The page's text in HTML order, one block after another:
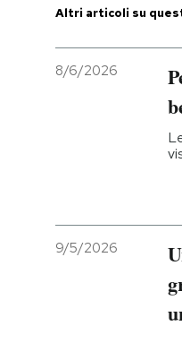
Altri articoli su
8/6/2026
9/5/2026